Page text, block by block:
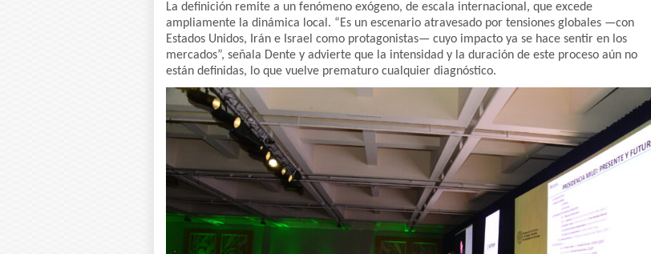
La definición remite a un fenómeno exógeno, de escala internacional, que excede
ampliamente la dinámica local. “Es un escenario atravesado por tensiones globales —con
Estados Unidos, Irán e Israel como protagonistas— cuyo impacto ya se hace sentir en los
mercados”, señala Dente y advierte que la intensidad y la duración de este proceso aún no
están definidas, lo que vuelve prematuro cualquier diagnóstico.